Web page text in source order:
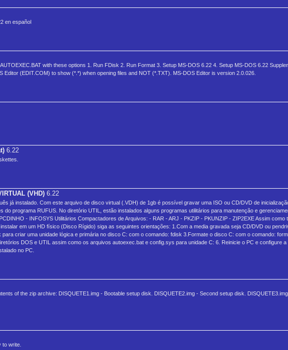
en español
with these options 1. Run FDisk 2. Run Format 3. Setup MS-DOS 6.22 4. Setup MS-DOS 6.22
Editor (EDIT.COM) to show (*.*) when opening files and NOT (*.TXT). MS-DOS Editor is version 2.0.026.
6.22
(VHD) 6.22
já instalado. Com este arquivo de disco virtual (.VDH) de 1gb é possível gravar uma ISO ou CD/DVD de
do programa RUFUS. No diretório UTIL, estão instalados alguns programas utilitários para manutenção e
- INFOSYS Utilitários Compactadores de Arquivos: - RAR - ARJ - PKZIP - PKUNZIP - ZIP2EXE Assim como
em um HD físico (Disco Rígido) siga as seguintes orientações: 1.Com a media gravada seja CD/DVD ou
criar uma unidade lógica e primária no disco C: com o comando: fdisk 3.Formate o disco C: com o comando:
DOS e UTIL assim como os arquivos autoexec.bat e config.sys para unidade C: 6. Reinicie o PC e configure a
no PC.
of the zip archive: DISQUETE1.img - Bootable setup disk. DISQUETE2.img - Second setup disk.
write.